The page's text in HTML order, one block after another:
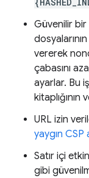
Güvenilir
vererek
çabasını
ayarlar. Bu
kitaplığının
URL izin
yaygın CSP
Satır içi
gibi